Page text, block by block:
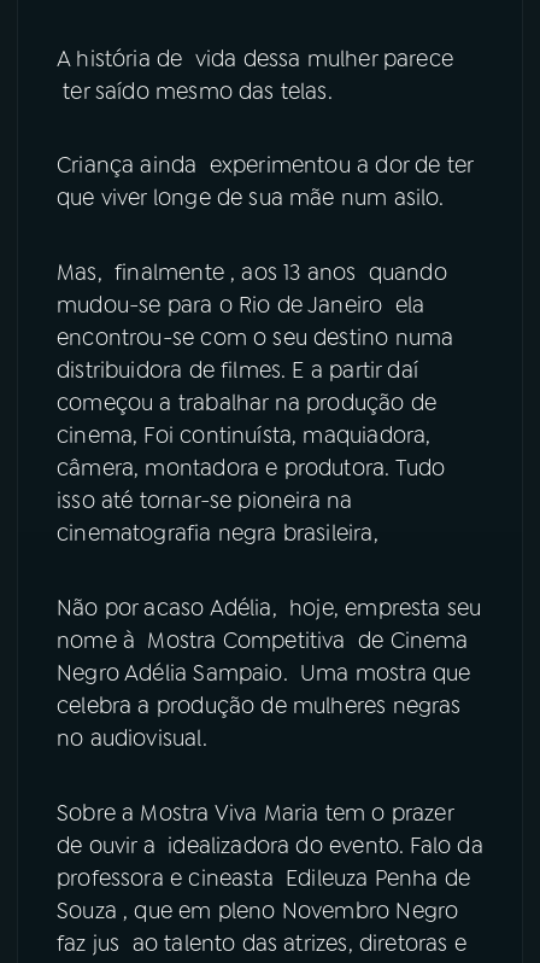
A história de vida dessa mulher parece
ter saído mesmo das telas.
Criança ainda experimentou a dor de ter
que viver longe de sua mãe num asilo.
Mas, finalmente , aos 13 anos quando
mudou-se para o Rio de Janeiro ela
encontrou-se com o seu destino numa
distribuidora de filmes. E a partir daí
começou a trabalhar na produção de
cinema, Foi continuísta, maquiadora,
câmera, montadora e produtora. Tudo
isso até tornar-se pioneira na
cinematografia negra brasileira,
Não por acaso Adélia, hoje, empresta seu
nome à Mostra Competitiva de Cinema
Negro Adélia Sampaio. Uma mostra que
celebra a produção de mulheres negras
no audiovisual.
Sobre a Mostra Viva Maria tem o prazer
de ouvir a idealizadora do evento. Falo da
professora e cineasta Edileuza Penha de
Souza , que em pleno Novembro Negro
faz jus ao talento das atrizes, diretoras e